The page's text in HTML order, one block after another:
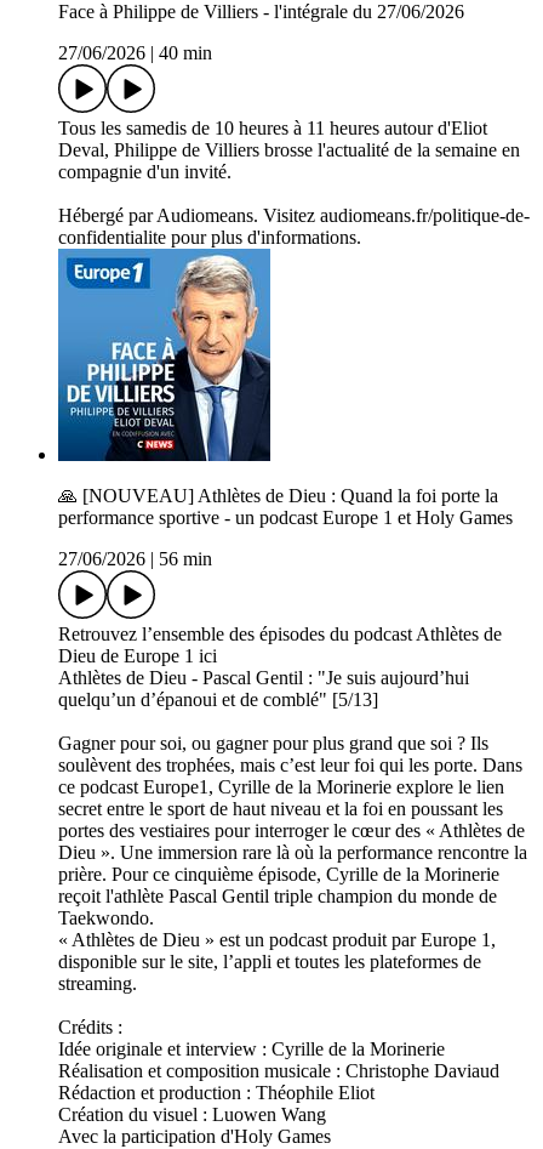
Face à Philippe de Villiers - l'intégrale du 27/06/2026
27/06/2026
40 min
Tous les samedis de 10 heures à 11 heures autour d'Eliot
Deval, Philippe de Villiers brosse l'actualité de la semaine en
compagnie d'un invité.
Hébergé par Audiomeans. Visitez audiomeans.fr/politique-de-
confidentialite pour plus d'informations.
🙏 [NOUVEAU] Athlètes de Dieu : Quand la foi porte la
performance sportive - un podcast Europe 1 et Holy Games
27/06/2026
56 min
Retrouvez l’ensemble des épisodes du podcast Athlètes de
Dieu de Europe 1 ici
Athlètes de Dieu - Pascal Gentil : "Je suis aujourd’hui
quelqu’un d’épanoui et de comblé" [5/13]
Gagner pour soi, ou gagner pour plus grand que soi ? Ils
soulèvent des trophées, mais c’est leur foi qui les porte. Dans
ce podcast Europe1, Cyrille de la Morinerie explore le lien
secret entre le sport de haut niveau et la foi en poussant les
portes des vestiaires pour interroger le cœur des « Athlètes de
Dieu ». Une immersion rare là où la performance rencontre la
prière. Pour ce cinquième épisode, Cyrille de la Morinerie
reçoit l'athlète Pascal Gentil triple champion du monde de
Taekwondo.
« Athlètes de Dieu » est un podcast produit par Europe 1,
disponible sur le site, l’appli et toutes les plateformes de
streaming.
Crédits :
Idée originale et interview : Cyrille de la Morinerie
Réalisation et composition musicale : Christophe Daviaud
Rédaction et production : Théophile Eliot
Création du visuel : Luowen Wang
Avec la participation d'Holy Games